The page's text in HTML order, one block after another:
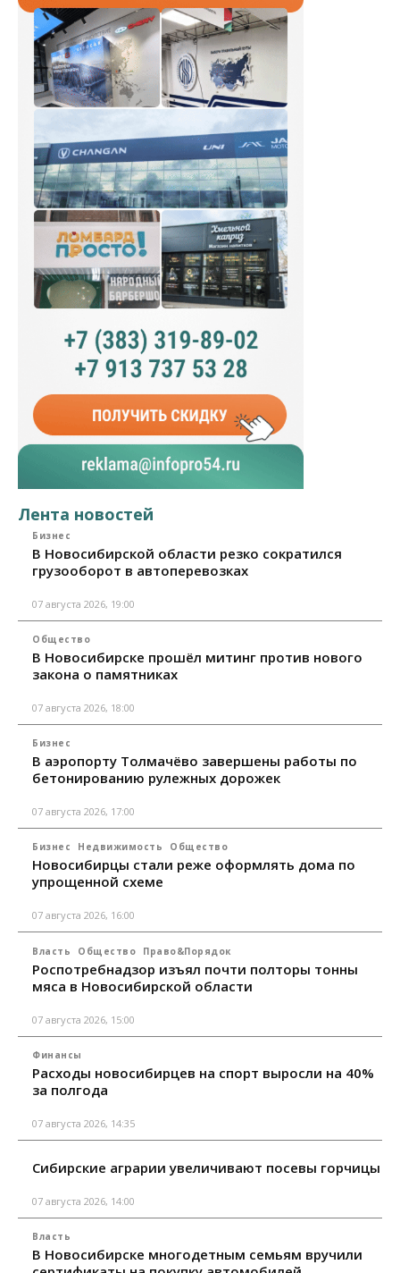
Лента новостей
Бизнес
В Новосибирской области резко сократился
грузооборот в автоперевозках
07 августа 2026, 19:00
Общество
В Новосибирске прошёл митинг против нового
закона о памятниках
07 августа 2026, 18:00
Бизнес
В аэропорту Толмачёво завершены работы по
бетонированию рулежных дорожек
07 августа 2026, 17:00
Бизнес Недвижимость Общество
Новосибирцы стали реже оформлять дома по
упрощенной схеме
07 августа 2026, 16:00
Власть Общество Право&Порядок
Роспотребнадзор изъял почти полторы тонны
мяса в Новосибирской области
07 августа 2026, 15:00
Финансы
Расходы новосибирцев на спорт выросли на 40%
за полгода
07 августа 2026, 14:35
Сибирские аграрии увеличивают посевы горчицы
07 августа 2026, 14:00
Власть
В Новосибирске многодетным семьям вручили